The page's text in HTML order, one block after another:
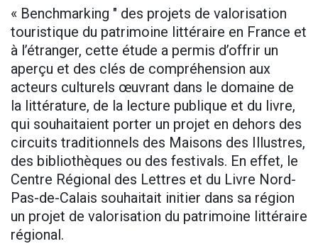
« Benchmarking " des projets de valorisation
touristique du patrimoine littéraire en France et
à l’étranger, cette étude a permis d’offrir un
aperçu et des clés de compréhension aux
acteurs culturels œuvrant dans le domaine de
la littérature, de la lecture publique et du livre,
qui souhaitaient porter un projet en dehors des
circuits traditionnels des Maisons des Illustres,
des bibliothèques ou des festivals. En effet, le
Centre Régional des Lettres et du Livre Nord-
Pas-de-Calais souhaitait initier dans sa région
un projet de valorisation du patrimoine littéraire
régional.